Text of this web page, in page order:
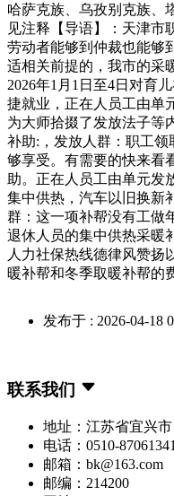
哈萨克族、乌孜别克族、
见注释【导语】：天津市
劳动者能够到仲裁也能够
适相关前提的，我市的采
2026年1月1日至4日对育
捷就业，正在人员工由单
为大师拾掇了发放法子等
补助:，发放人群：职工
够享受。有需要的快来看
助。正在人员工由单元发
集中供热，汽车以旧换新
群：这一项补帮没有工做
退休人员的集中供热采暖
人力社保热线德律风赞扬
暖补帮和冬季取暖补帮的
发布于 : 2026-04-18
联系我们
地址：江苏省宜兴市
电话：0510-
邮箱：bk@163.com
邮编：214200